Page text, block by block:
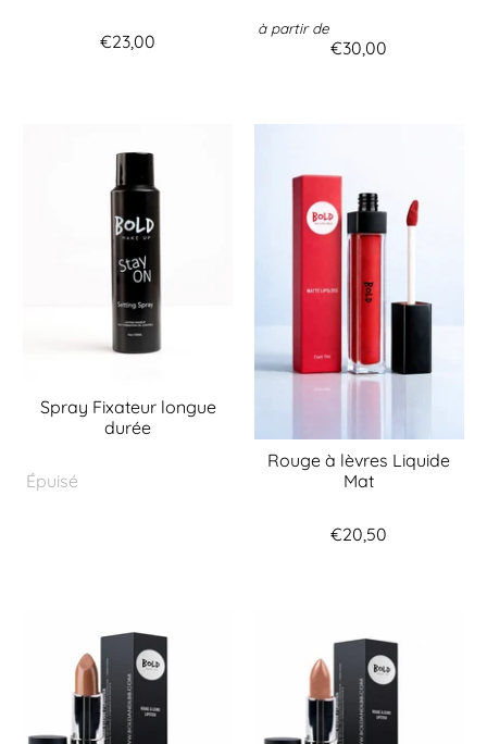
€23,00
à partir de
€30,00
Spray Fixateur longue
durée
Épuisé
Rouge à lèvres Liquide
Mat
€20,50